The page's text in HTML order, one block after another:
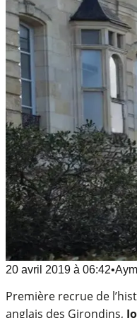
20 avril 2019 à 06:42•
Première recrue de
anglais des Girondins,